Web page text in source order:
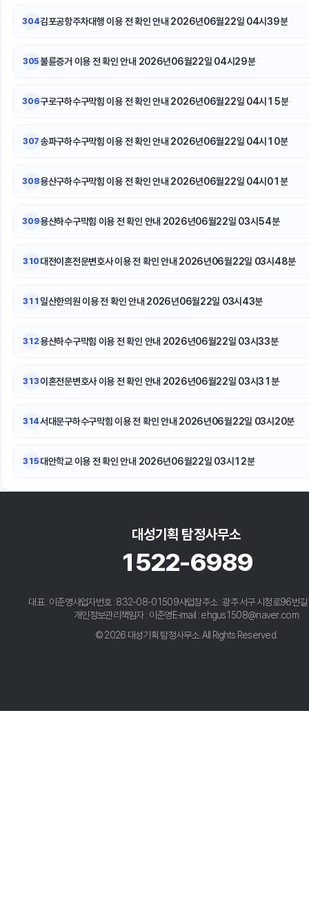
304김포공항주차대행 이용 전 확인 안내 2026년06월22일 04시39분
305불륜증거 이용 전 확인 안내 2026년06월22일 04시29분
306구로구하수구막힘 이용 전 확인 안내 2026년06월22일 04시15분
307송파구하수구막힘 이용 전 확인 안내 2026년06월22일 04시10분
308용산구하수구막힘 이용 전 확인 안내 2026년06월22일 04시01분
309용산하수구막힘 이용 전 확인 안내 2026년06월22일 03시54분
310 대전이혼전문변호사 이용 전 확인 안내 2026년06월22일 03시48분
311 일산한의원 이용 전 확인 안내 2026년06월22일 03시43분
312용산하수구막힘 이용 전 확인 안내 2026년06월22일 03시33분
313이혼전문변호사 이용 전 확인 안내 2026년06월22일 03시31분
314서대문구하수구막힘 이용 전 확인 안내 2026년06월22일 03시20분
315 대안학교 이용 전 확인 안내 2026년06월22일 03시12분
대성기획 탐정사무소
1522-6989
대표 : 이준영사업자번호 : 832-08-01509사업장주소 : 광주 서구 시청로96번
개인정보관리책임자 : 이준영E-mail : ehgus1508@naver.com
© 2026 대성기획 탐정사무소. All Rights Reserved.